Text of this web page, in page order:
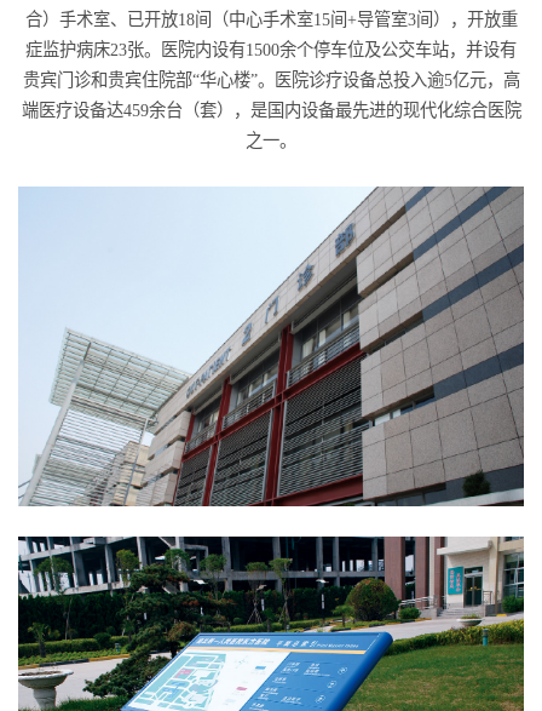
合）手术室、已开放18间（中心手术室15间+导管室3间），开放重
症监护病床23张。医院内设有1500余个停车位及公交车站，并设有
贵宾门诊和贵宾住院部“华心楼”。医院诊疗设备总投入逾5亿元，高
端医疗设备达459余台（套），是国内设备最先进的现代化综合医院
之一。